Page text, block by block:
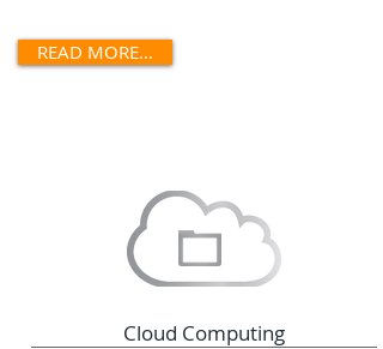
READ MORE…
Cloud Computing